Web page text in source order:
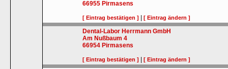
66955 Pirmasens
[ Eintrag bestätigen ] |[ Eintrag ändern ]
Dental-Labor Herrmann GmbH
Am Nußbaum 4
66954 Pirmasens
[ Eintrag bestätigen ] |[ Eintrag ändern ]